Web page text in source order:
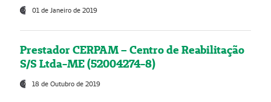
01 de Janeiro de 2019
Prestador CERPAM – Centro de Reabilitação
S/S Ltda-ME (52004274-8)
18 de Outubro de 2019